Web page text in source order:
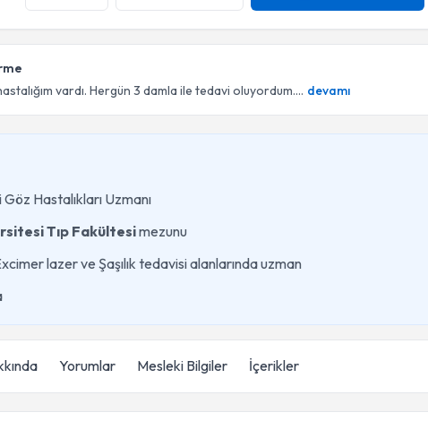
vardı. Hergün 3 damla ile tedavi oluyordum.... devamı
Hastalıkları Uzmanı
Tıp Fakültesimezunu
lazer ve Şaşılık tedavisi alanlarında uzman
Yorumlar Mesleki Bilgiler İçerikler